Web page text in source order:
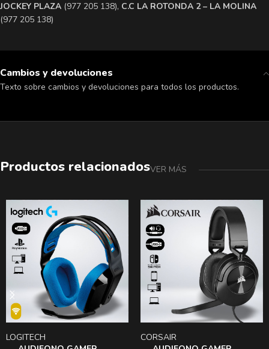
​JOCKEY PLAZA (977 205 138), ​C.C LA ROTONDA 2 – LA MOLINA
(977 205 138)
Cambios y devoluciones
Texto sobre cambios y devoluciones para todos los productos.
Productos relacionadosVER MÁS
LOGITECH CORSAIR